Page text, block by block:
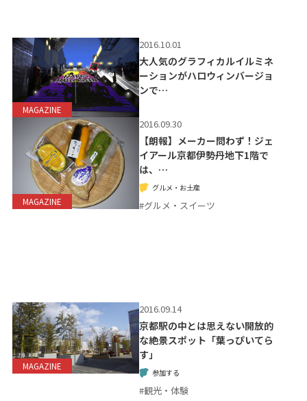
MAGAZINE
2016.10.01
大人気のグラフィカルイルミネ
ーションがハロウィンバージョ
ンで…
MAGAZINE
2016.09.30
【朗報】メーカー問わず！ジェ
イアール京都伊勢丹地下1階で
は、…
グルメ・お土産
#グルメ・スイーツ
MAGAZINE
2016.09.14
京都駅の中とは思えない開放的
な絶景スポット「葉っぴいてら
す」
参加する
#観光・体験